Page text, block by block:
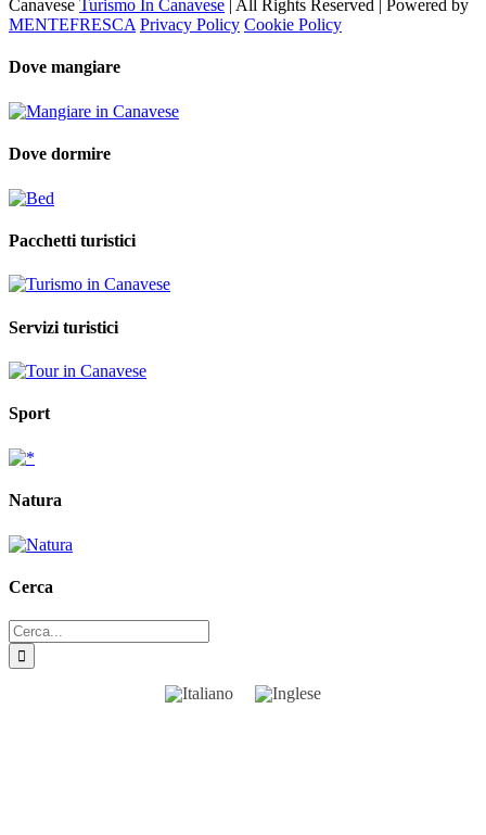
Canavese Turismo In Canavese | All Rights Reserved | Powered by
MENTEFRESCA Privacy Policy Cookie Policy
Dove mangiare
Dove dormire
Pacchetti turistici
Servizi turistici
Sport
Natura
Cerca